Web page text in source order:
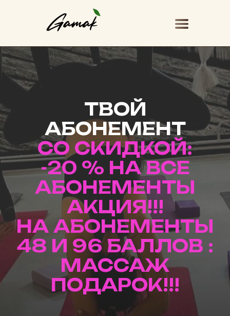
ТВОЙ
АБОНЕМЕНТ
СО СКИДКОЙ:
-20 % НА ВСЕ
АБОНЕМЕНТЫ
АКЦИЯ!!!
НА АБОНЕМЕНТЫ
48 И 96 БАЛЛОВ :
МАССАЖ
ПОДАРОК!!!